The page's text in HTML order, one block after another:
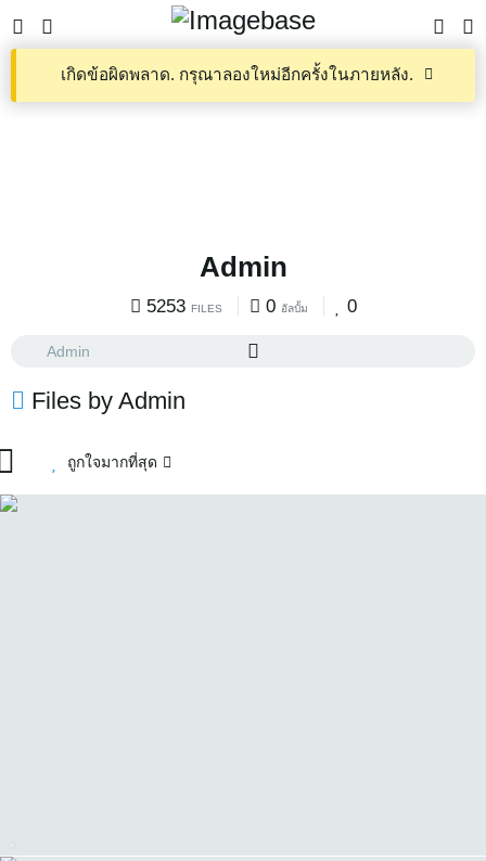
เกิดข้อผิดพลาด. กรุณาลองใหม่อีกครั้งในภายหลัง.
Admin
5253 FILES 0 อัลบั้ม 0
Files by Admin
ถูกใจมากที่สุด